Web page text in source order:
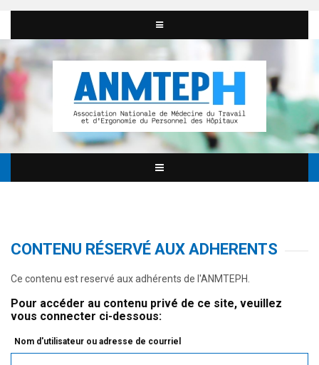
CONTENU RÉSERVÉ AUX ADHERENTS
Ce contenu est reservé aux adhérents de l'ANMTEPH.
Pour accéder au contenu privé de ce site, veuillez
vous connecter ci-dessous:
Nom d'utilisateur ou adresse de courriel